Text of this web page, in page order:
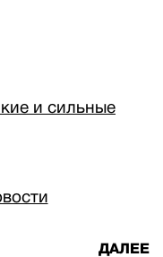
и сильные
ДАЛЕЕ